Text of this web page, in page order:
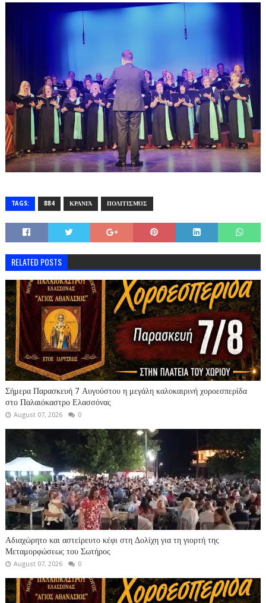
TAGS: 884 ΚΡΑΝΙΆ ΠΟΛΙΤΙΣΜΌΣ
RELATED POSTS
Σήμερα Παρασκευή 7 Αυγούστου η μεγάλη καλοκαιρινή χοροεσπερίδα
στο Παλαιόκαστρο Ελασσόνας
August 07, 2026 0
Αδιαχώρητο και αστείρευτο κέφι στη Δολίχη για τη γιορτή της
Μεταμορφώσεως του Σωτήρος
August 07, 2026 0